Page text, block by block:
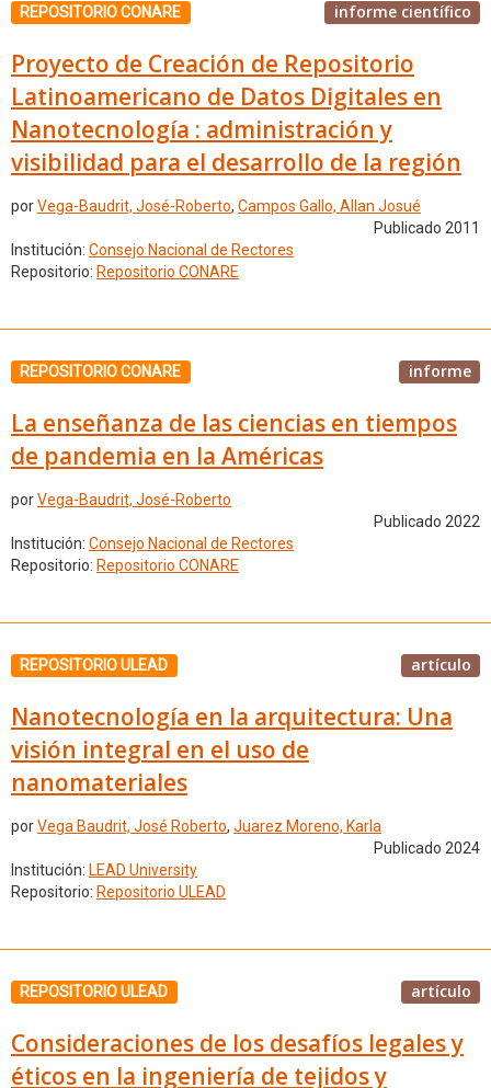
REPOSITORIO CONARE informe científico
Proyecto de Creación de Repositorio
Latinoamericano de Datos Digitales en
Nanotecnología : administración y
visibilidad para el desarrollo de la región
porVega-Baudrit, José-Roberto, Campos Gallo, Allan Josué
Publicado 2011
Institución: Consejo Nacional de Rectores
Repositorio: Repositorio CONARE
REPOSITORIO CONARE informe
La enseñanza de las ciencias en tiempos
de pandemia en la Américas
porVega-Baudrit, José-Roberto
Publicado 2022
Institución: Consejo Nacional de Rectores
Repositorio: Repositorio CONARE
REPOSITORIO ULEAD artículo
Nanotecnología en la arquitectura: Una
visión integral en el uso de
nanomateriales
porVega Baudrit, José Roberto, Juarez Moreno, Karla
Publicado 2024
Institución: LEAD University
Repositorio: Repositorio ULEAD
REPOSITORIO ULEAD artículo
Consideraciones de los desafíos legales y
éticos en la ingeniería de tejidos y